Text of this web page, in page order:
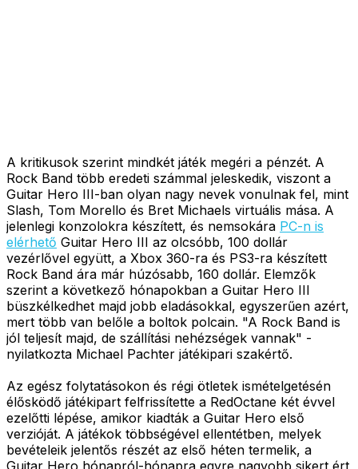
A kritikusok szerint mindkét játék megéri a pénzét. A
Rock Band több eredeti számmal jeleskedik, viszont a
Guitar Hero III-ban olyan nagy nevek vonulnak fel, mint
Slash, Tom Morello és Bret Michaels virtuális mása. A
jelenlegi konzolokra készített, és nemsokára PC-n is
elérhető Guitar Hero III az olcsóbb, 100 dollár
vezérlővel együtt, a Xbox 360-ra és PS3-ra készített
Rock Band ára már húzósabb, 160 dollár. Elemzők
szerint a következő hónapokban a Guitar Hero III
büszkélkedhet majd jobb eladásokkal, egyszerűen azért,
mert több van belőle a boltok polcain. "A Rock Band is
jól teljesít majd, de szállítási nehézségek vannak" -
nyilatkozta Michael Pachter játékipari szakértő.
Az egész folytatásokon és régi ötletek ismételgetésén
élősködő játékipart felfrissítette a RedOctane két évvel
ezelőtti lépése, amikor kiadták a Guitar Hero első
verzióját. A játékok többségével ellentétben, melyek
bevételeik jelentős részét az első héten termelik, a
Guitar Hero hónapról-hónapra egyre nagyobb sikert ért